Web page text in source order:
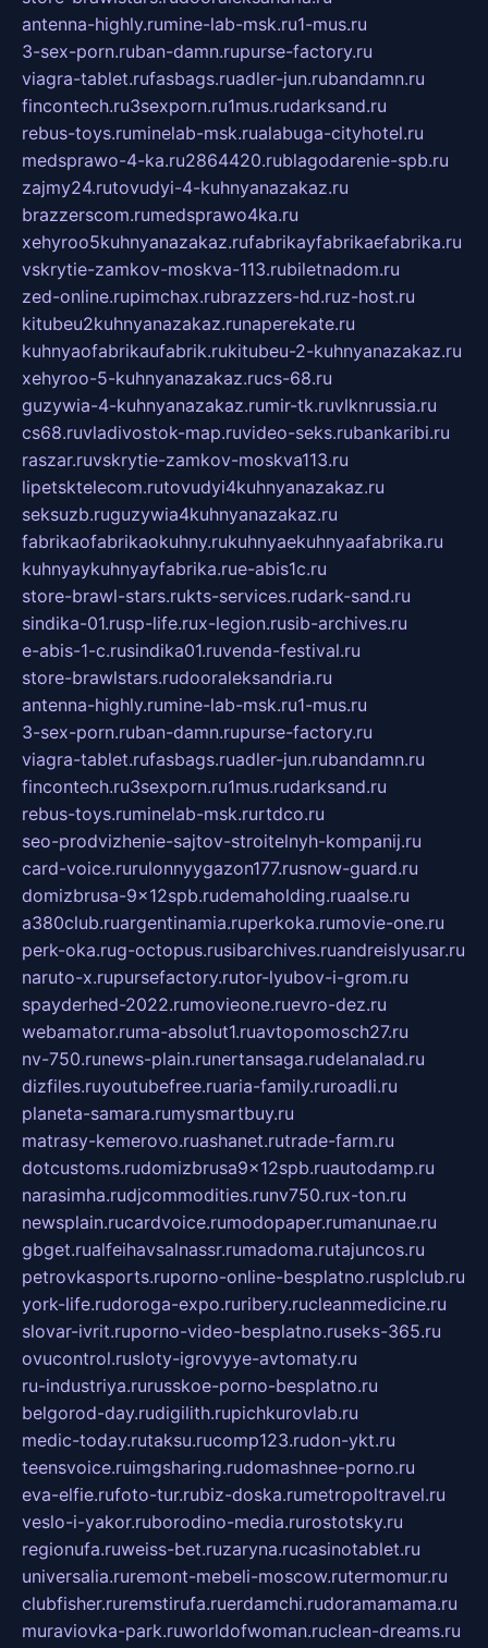
antenna-highly.rumine-lab-msk.ru1-mus.ru
3-sex-porn.ruban-damn.rupurse-factory.ru
viagra-tablet.rufasbags.ruadler-jun.rubandamn.ru
fincontech.ru3sexporn.ru1mus.rudarksand.ru
rebus-toys.ruminelab-msk.rualabuga-cityhotel.ru
medsprawo-4-ka.ru2864420.rublagodarenie-spb.ru
zajmy24.rutovudyi-4-kuhnyanazakaz.ru
brazzerscom.rumedsprawo4ka.ru
xehyroo5kuhnyanazakaz.rufabrikayfabrikaefabrika.ru
vskrytie-zamkov-moskva-113.rubiletnadom.ru
zed-online.rupimchax.rubrazzers-hd.ruz-host.ru
kitubeu2kuhnyanazakaz.runaperekate.ru
kuhnyaofabrikaufabrik.rukitubeu-2-kuhnyanazakaz.ru
xehyroo-5-kuhnyanazakaz.rucs-68.ru
guzywia-4-kuhnyanazakaz.rumir-tk.ruvlknrussia.ru
cs68.ruvladivostok-map.ruvideo-seks.rubankaribi.ru
raszar.ruvskrytie-zamkov-moskva113.ru
lipetsktelecom.rutovudyi4kuhnyanazakaz.ru
seksuzb.ruguzywia4kuhnyanazakaz.ru
fabrikaofabrikaokuhny.rukuhnyaekuhnyaafabrika.ru
kuhnyaykuhnyayfabrika.rue-abis1c.ru
store-brawl-stars.rukts-services.rudark-sand.ru
sindika-01.rusp-life.rux-legion.rusib-archives.ru
e-abis-1-c.rusindika01.ruvenda-festival.ru
store-brawlstars.rudooraleksandria.ru
antenna-highly.rumine-lab-msk.ru1-mus.ru
3-sex-porn.ruban-damn.rupurse-factory.ru
viagra-tablet.rufasbags.ruadler-jun.rubandamn.ru
fincontech.ru3sexporn.ru1mus.rudarksand.ru
rebus-toys.ruminelab-msk.rurtdco.ru
seo-prodvizhenie-sajtov-stroitelnyh-kompanij.ru
card-voice.rurulonnyygazon177.rusnow-guard.ru
domizbrusa-9x12spb.rudemaholding.ruaalse.ru
a380club.ruargentinamia.ruperkoka.rumovie-one.ru
perk-oka.rug-octopus.rusibarchives.ruandreislyusar.ru
naruto-x.rupursefactory.rutor-lyubov-i-grom.ru
spayderhed-2022.rumovieone.ruevro-dez.ru
webamator.ruma-absolut1.ruavtopomosch27.ru
nv-750.runews-plain.runertansaga.rudelanalad.ru
dizfiles.ruyoutubefree.ruaria-family.ruroadli.ru
planeta-samara.rumysmartbuy.ru
matrasy-kemerovo.ruashanet.rutrade-farm.ru
dotcustoms.rudomizbrusa9x12spb.ruautodamp.ru
narasimha.rudjcommodities.runv750.rux-ton.ru
newsplain.rucardvoice.rumodopaper.rumanunae.ru
gbget.rualfeihavsalnassr.rumadoma.rutajuncos.ru
petrovkasports.ruporno-online-besplatno.rusplclub.ru
york-life.rudoroga-expo.ruribery.rucleanmedicine.ru
slovar-ivrit.ruporno-video-besplatno.ruseks-365.ru
ovucontrol.rusloty-igrovyye-avtomaty.ru
ru-industriya.rurusskoe-porno-besplatno.ru
belgorod-day.rudigilith.rupichkurovlab.ru
medic-today.rutaksu.rucomp123.rudon-ykt.ru
teensvoice.ruimgsharing.rudomashnee-porno.ru
eva-elfie.rufoto-tur.rubiz-doska.rumetropoltravel.ru
veslo-i-yakor.ruborodino-media.rurostotsky.ru
regionufa.ruweiss-bet.ruzaryna.rucasinotablet.ru
universalia.ruremont-mebeli-moscow.rutermomur.ru
clubfisher.ruremstirufa.ruerdamchi.rudoramamama.ru
muraviovka-park.ruworldofwoman.ruclean-dreams.ru